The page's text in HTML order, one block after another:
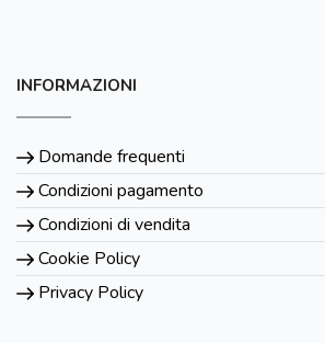
INFORMAZIONI
Domande frequenti
Condizioni pagamento
Condizioni di vendita
Cookie Policy
Privacy Policy